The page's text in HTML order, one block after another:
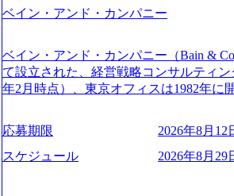
画当初はご経験に応じたフェーズから
ただきます。 課題選定から顧客への企
していただきます。 アジャイル開発を
ながら改善サイクルを回すため、ご自
ワー 事業所内禁煙(入居する施設に喫煙
れかのご経験をお持ちの方 ・システム
義～基本設計など上流経験2年以上 ・
ングに続いて日本国内2番目にSAP認定
引き留めを受けずに移動が可能である
取得率など約10項目を数値化すること
成功した 18時以降の会議を原則禁止と
進する 育休取得率は男性65%、女性
管理職率も21.8%（2023年12月時点）
日(土) 面接枠 ①10時開始、②11時開始、③12時開始 2026年8月10日(月) 16:00 各回5
uction.appspot.com/public/images/
nt/dam/abeam/jp/ja/about/company/
WARD OF EXCELLENCE 2024』にお
賞 (https://prtimes.jp/main/html/rd/p/
ング、社員の健康改善を支援 食事・睡
s://www.businessinsider.jp/post-283587)
の可視化を支援 「インパクト加重会計
トを算出 (https://prtimes.jp/main/html/rd/p/
て20年近く成長を続けており、2022年3
ベイン・アンド・カンパニー
ベイン・アンド・カンパニー（Bain &
て設立された、経営戦略コンサルティ
年2月時点）、東京オフィスは1982年に
ベインは1973年に創業された。クライ
よう、カスタマイズされた戦略を策定
行動に落とし込んでいる。 徹底した「
社戦略やトランスフォーメーション案
応募期限
2026年8月12
スケジュール
2026年8月29